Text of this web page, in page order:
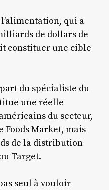
qui a
de dollars de
constituer une cible
du spécialiste du
une réelle
du secteur,
Foods Market, mais
de la distribution
Target.
seul à vouloir